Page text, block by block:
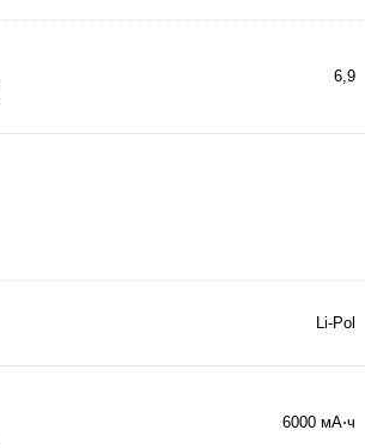
6,9
Li-Pol
6000 мА⋅ч